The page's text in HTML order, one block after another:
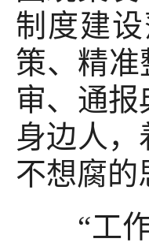
制度建
策、精准
审、通
身边人
不想腐的
“工作